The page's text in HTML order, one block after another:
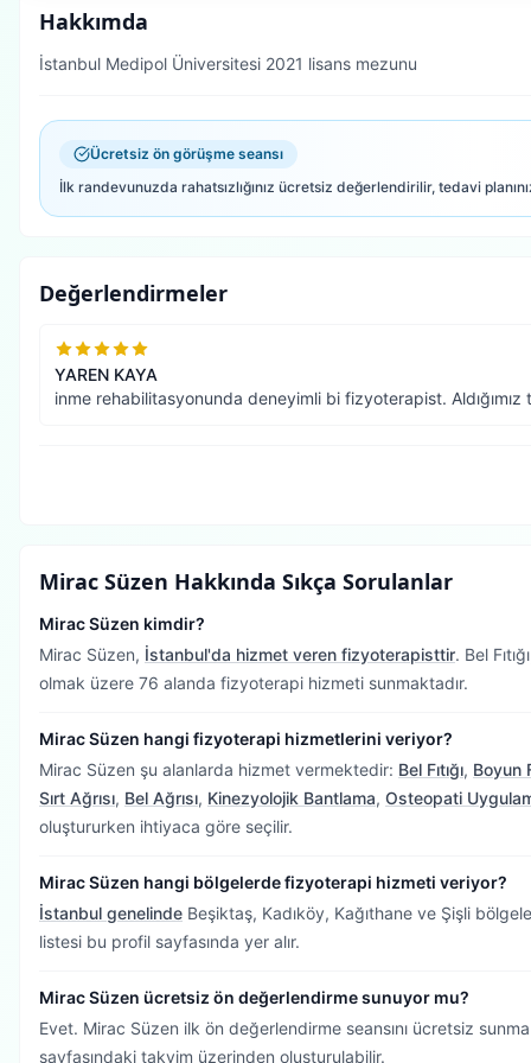
Hakkımda
İstanbul Medipol Üniversitesi 2021 lisans mezunu
Ücretsiz ön görüşme seansı
İlk randevunuzda rahatsızlığınız ücretsiz değerlendirilir, tedavi
Değerlendirmeler
YAREN KAYA
inme rehabilitasyonunda deneyimli bi fizyoterapist.
Mirac Süzen Hakkında Sıkça Sorulanlar
Mirac Süzen kimdir?
Mirac Süzen, İstanbul'da hizmet veren fizyoterapisttir. Bel
olmak üzere 76 alanda fizyoterapi hizmeti sunmaktadır.
Mirac Süzen hangi fizyoterapi hizmetlerini veriyor?
Mirac Süzen şu alanlarda hizmet vermektedir: Bel Fıtığı, Boyun
Sırt Ağrısı, Bel Ağrısı, Kinezyolojik Bantlama, Osteopati
oluştururken ihtiyaca göre seçilir.
Mirac Süzen hangi bölgelerde fizyoterapi hizmeti veriyor?
İstanbul genelinde Beşiktaş, Kadıköy, Kağıthane ve Şişli
listesi bu profil sayfasında yer alır.
Mirac Süzen ücretsiz ön değerlendirme sunuyor mu?
Evet. Mirac Süzen ilk ön değerlendirme seansını ücretsiz
sayfasındaki takvim üzerinden oluşturulabilir.